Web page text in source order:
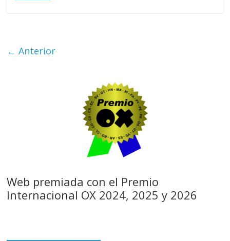
← Anterior
Web premiada con el Premio
Internacional OX 2024, 2025 y 2026